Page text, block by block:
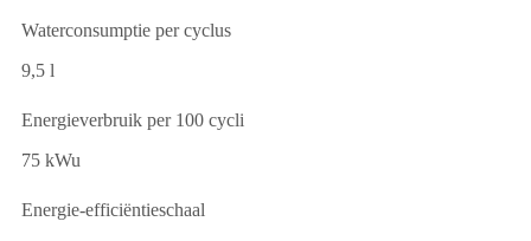
Waterconsumptie per cyclus
9,5 l
Energieverbruik per 100 cycli
75 kWu
Energie-efficiëntieschaal